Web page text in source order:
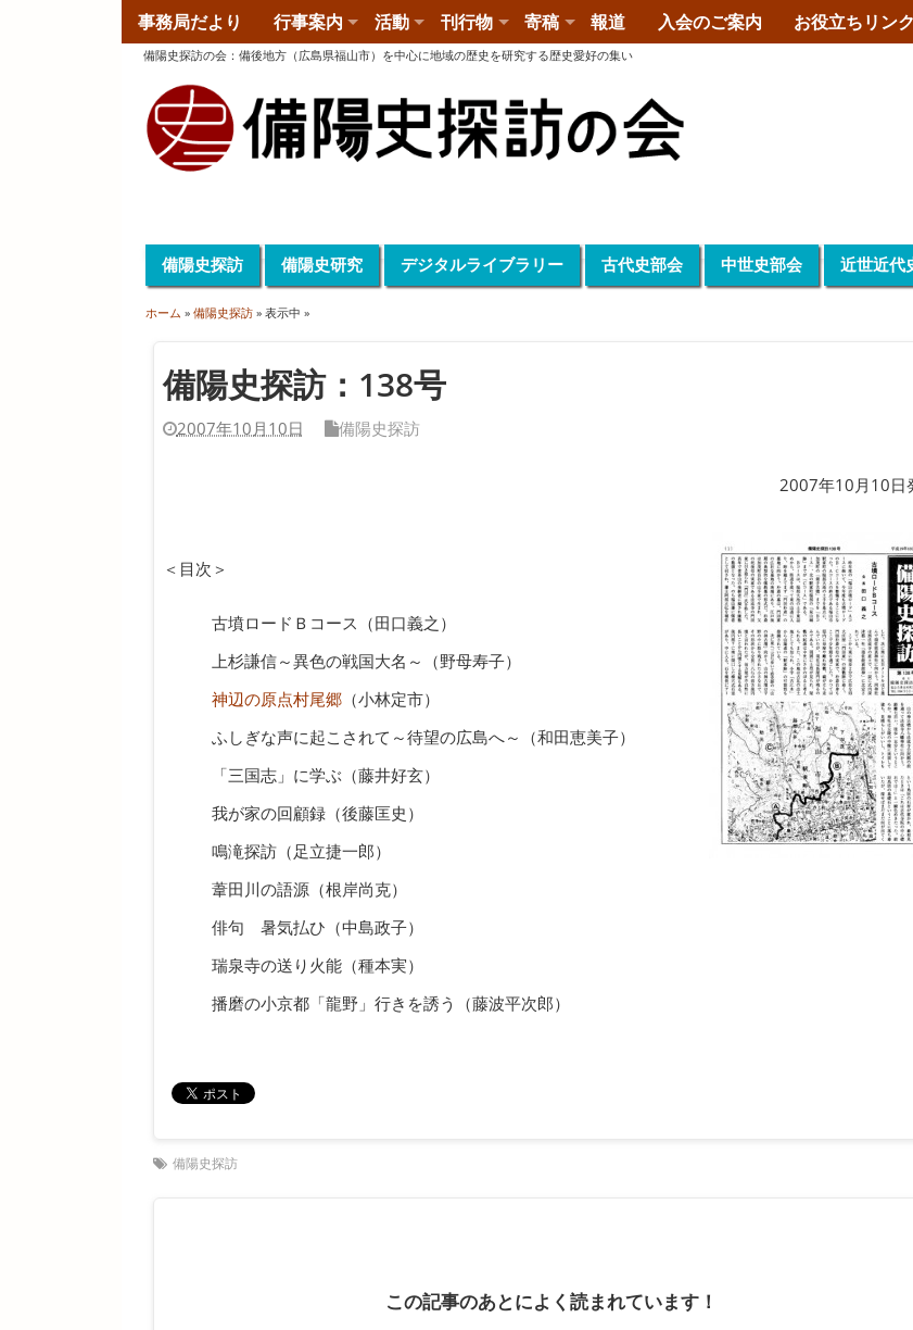
事務局だより 行事案内 活動 刊行物 寄稿 報道 入会のご案内 お役立ちリンク
備陽史探訪の会 ： 備後地方（広島県福山市）を中心に地域の歴史を研究する歴史愛好の集い
備陽史探訪 備陽史研究 デジタルライブラリー 古代史部会 中世史部会 近世近代
ホーム »備陽史探訪 » 表示中 »
備陽史探訪：138号
2007年10月10日 備陽史探訪
2007年10月10日
＜目次＞
古墳ロードＢコース（田口義之）
上杉謙信～異色の戦国大名～（野母寿子）
神辺の原点村尾郷（小林定市）
ふしぎな声に起こされて～待望の広島へ～（和田恵美子）
「三国志」に学ぶ（藤井好玄）
我が家の回顧録（後藤匡史）
鳴滝探訪（足立捷一郎）
葦田川の語源（根岸尚克）
俳句 暑気払ひ（中島政子）
瑞泉寺の送り火能（種本実）
播磨の小京都「龍野」行きを誘う（藤波平次郎）
備陽史探訪
この記事のあとによく読まれています！